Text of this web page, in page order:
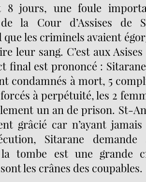
8 jours, une foule
la Cour d’Assises de
que les criminels avaient
leur sang. C’est aux
final est prononcé :
condamnés à mort, 5
à perpétuité, les 2
un an de prison. St-
grâcié car n’ayant
Sitarane
la tombe est une grande
les crânes des coupables.